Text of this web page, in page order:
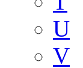
U
V